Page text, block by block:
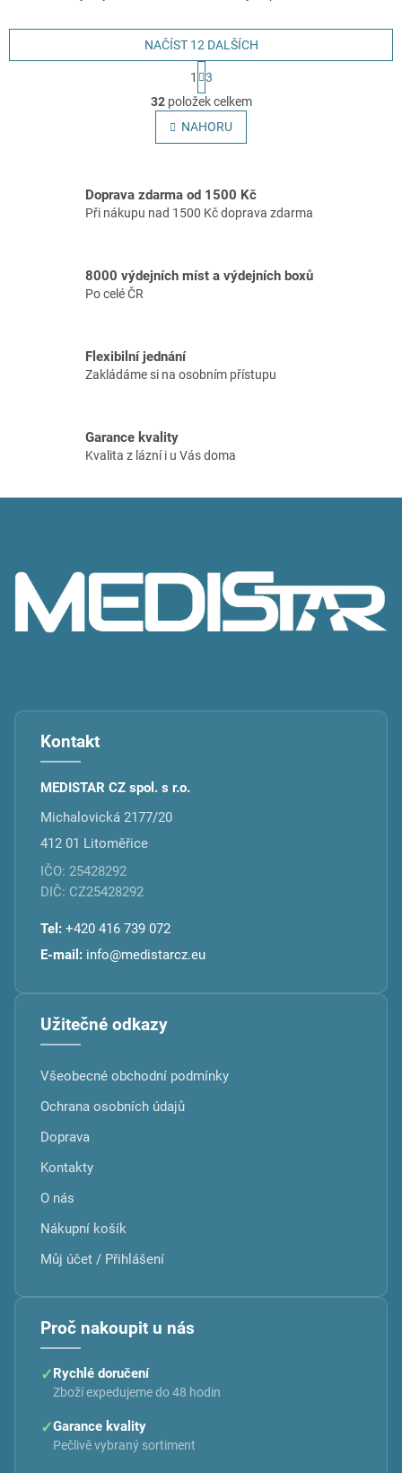
včetně vodoléčebných van.
O
v
l
á
c
í
k
i
s
NAČÍST 12 DALŠÍCH
t
r
á
n
k
á
n
í
1
3
32položek celkem
NAHORU
Doprava zdarma od 1500 Kč
Při nákupu nad 1500 Kč doprava zdarma
8000 výdejních míst a výdejních boxů
Po celé ČR
Flexibilní jednání
Zakládáme si na osobním přístupu
Garance kvality
Kvalita z lázní i u Vás doma
Kontakt
MEDISTAR CZ spol. s r.o.
Michalovická 2177/20
412 01 Litoměřice
IČO: 25428292
DIČ: CZ25428292
Tel: +420 416 739 072
E-mail: info@medistarcz.eu
Užitečné odkazy
Všeobecné obchodní podmínky
Ochrana osobních údajů
Doprava
Kontakty
O nás
Nákupní košík
Můj účet / Přihlášení
Proč nakoupit u nás
✓ Rychlé doručení
Zboží expedujeme do 48 hodin
✓Garance kvality
Pečlivě vybraný sortiment